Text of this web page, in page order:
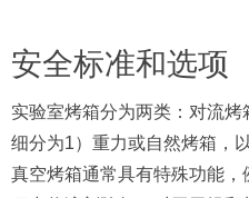
安全标准和选项
实验室烤箱分为两类：对流
细分为1）重力或自然烤箱，
真空烤箱通常具有特殊功能